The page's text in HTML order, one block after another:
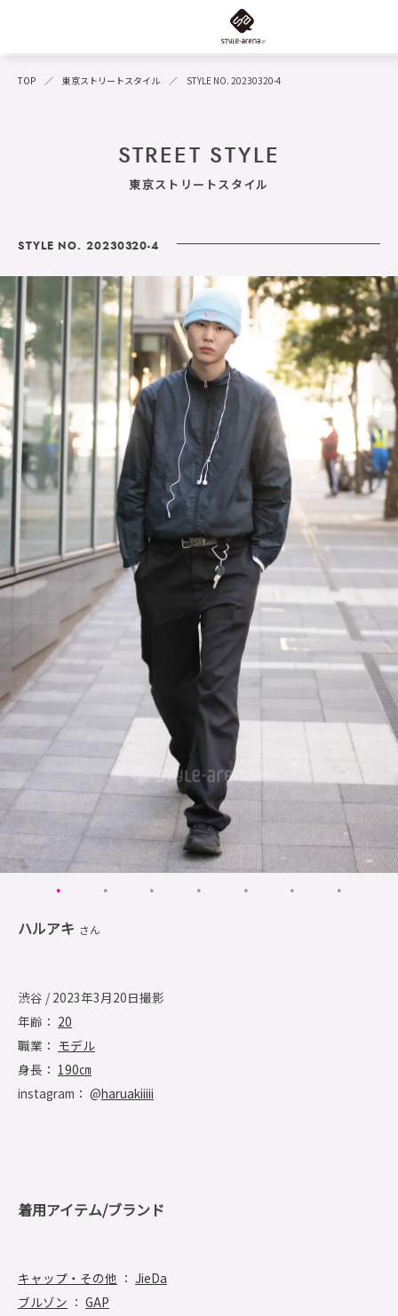
TOP 東京ストリートスタイル STYLE NO. 20230320-4
STREET STYLE
東京ストリートスタイル
STYLE NO. 20230320-4
ハルアキ さん
渋谷 / 2023年3月20日撮影
年齢： 20
職業： モデル
身長： 190㎝
instagram： @haruakiiiii
着用アイテム/ブランド
キャップ・その他 ： JieDa
ブルゾン ： GAP